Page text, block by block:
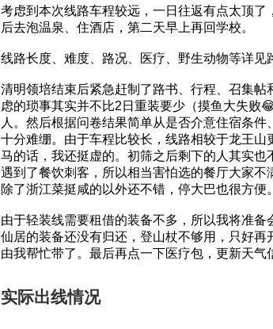
考虑到本次线路车程较远，一日往返有点太顶
后去泡温泉、住酒店，第二天早上再回学校。
线路长度、难度、路况、医疗、野生动物等详见
清明领培结束后紧急赶制了路书、行程、召集
虑的琐事其实并不比2日重装要少（摸鱼大失败
人。然后根据问卷结果简单从是否介意住宿条
十分难绷。由于车程比较长，线路相较于龙王
马的话，我还挺虚的。初筛之后剩下的人其实
遇到了餐饮刺客，所以相当害怕选的餐厅大家
除了浙江菜挺咸的以外还不错，停大巴也很方便。
由于轻装线需要租借的装备不多，所以我将准
仙居的装备还没有归还，登山杖不够用，只好
由我帮忙带了。最后再点一下医疗包，更新天气
实际出线情况